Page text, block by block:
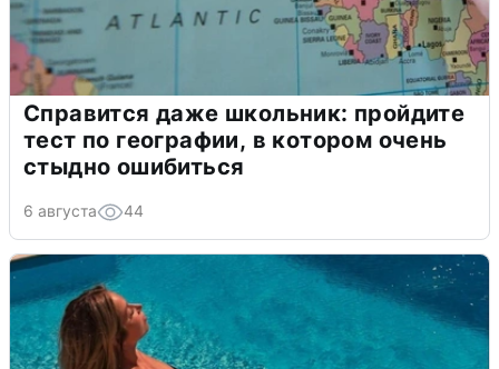
Справится даже школьник: пройдите
тест по географии, в котором очень
стыдно ошибиться
6 августа 44